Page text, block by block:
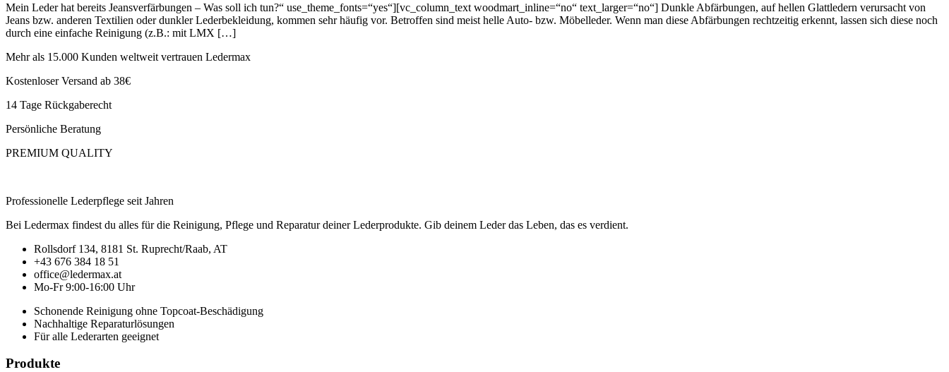
Mein Leder hat bereits Jeansverfärbungen – Was soll ich tun?“ use_theme_fonts=“yes“][vc_column_text woodmart_inline=“no“ text_larger=“no“] Dunkle Abfärbungen, auf hellen Glattledern verursacht von
Jeans bzw. anderen Textilien oder dunkler Lederbekleidung, kommen sehr häufig vor. Betroffen sind meist helle Auto- bzw. Möbelleder. Wenn man diese Abfärbungen rechtzeitig erkennt, lassen sich diese noch
durch eine einfache Reinigung (z.B.: mit LMX […]
Mehr als 15.000 Kunden weltweit vertrauen Ledermax
Kostenloser Versand ab 38€
14 Tage Rückgaberecht
Persönliche Beratung
PREMIUM QUALITY
Professionelle Lederpflege seit Jahren
Bei Ledermax findest du alles für die Reinigung, Pflege und Reparatur deiner Lederprodukte. Gib deinem Leder das Leben, das es verdient.
Rollsdorf 134, 8181 St. Ruprecht/Raab, AT
+43 676 384 18 51
office@ledermax.at
Mo-Fr 9:00-16:00 Uhr
Schonende Reinigung ohne Topcoat-Beschädigung
Nachhaltige Reparaturlösungen
Für alle Lederarten geeignet
Produkte